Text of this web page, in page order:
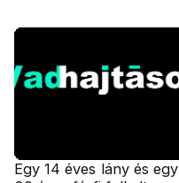
Egy 14 éves lány és egy